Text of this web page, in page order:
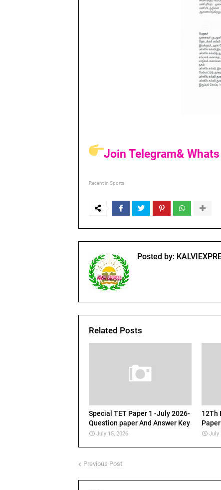
Join Telegram&
Recent in Sports
Posted by:
Related Posts
Special TET Paper 1 -July 2026-
Question paper And Answer Key
July 15, 2026
12Th
July
Previous Post